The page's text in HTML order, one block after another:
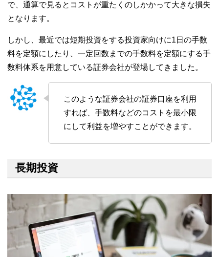
で、通算で見るとコストが重たくのしかかって大きな損失
となります。
しかし、最近では短期投資をする投資家向けに1日の手数
料を定額にしたり、一定回数までの手数料を定額にする手
数料体系を用意している証券会社が登場してきました。
このような証券会社の証券口座を利用
すれば、手数料などのコストを最小限
にして利益を増やすことができます。
長期投資